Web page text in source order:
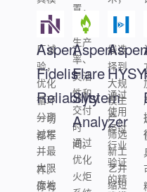
型减
少工
厂试
验，
优化
循环
分离
过程
并最
大限
度地
置，
提高
生产
率、
灵活
性和
交付
时
间。
从早
期路
线选
择到
大规
模生
产，
筛选
新工
艺并
缩短
Aspen
Fidelis
Reliability
一切
都不
一
样。
你有
Aspen
Flare
System
Analyzer
通过
优化
火炬
通过
使用
经过
行业
验证
的精